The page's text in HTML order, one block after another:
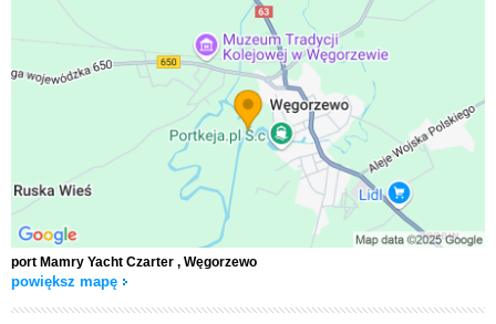
port Mamry Yacht Czarter , Węgorzewo
powiększ mapę